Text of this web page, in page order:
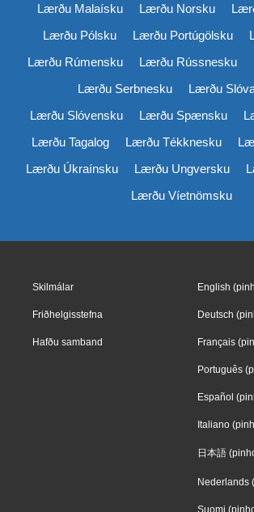
Lærðu Malaísku
Lærðu Norsku
Lærðu Pólsku
Lærðu Portúgölsku
Lærðu Rúmensku
Lærðu Rússnesku
Lærðu Serbnesku
Lærðu
Lærðu Slóvensku
Lærðu Spænsku
Lærðu Tagalog
Lærðu Tékknesku
Lærðu Úkraínsku
Lærðu Ungversku
Lærðu Víetnömsku
Skilmálar
Friðhelgisstefna
Hafðu samband
English
Deutsch
Français
Português
Español
Italiano
日本語
Nederlands
Suomi